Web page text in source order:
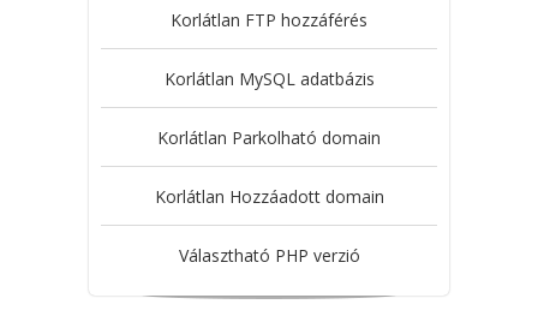
Korlátlan FTP hozzáférés
Korlátlan MySQL adatbázis
Korlátlan Parkolható domain
Korlátlan Hozzáadott domain
Választható PHP verzió